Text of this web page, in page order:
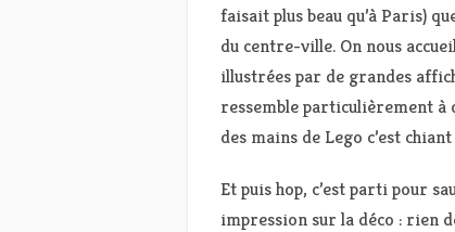
faisait plus beau qu’à Paris)
du centre-ville. On nous
illustrées par de grandes
ressemble particulièrement à
des mains de Lego c’est
Et puis hop, c’est parti pour
impression sur la déco : rien